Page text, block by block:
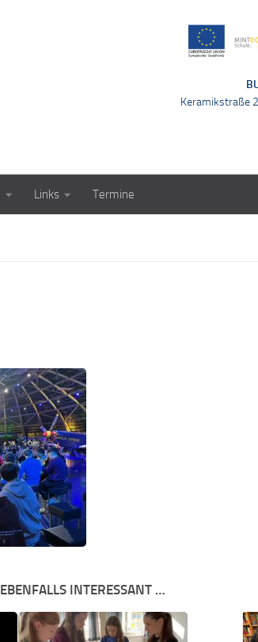
Keramikstraße
Links Termine
INTERESSANT …